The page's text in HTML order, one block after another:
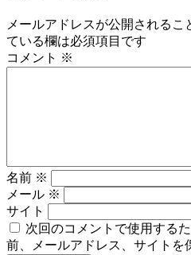
メールアドレスが公開されるこ
ている欄は必須項目です
コメント ※
名前 ※
メール ※
サイト
次回のコメントで使用する
前、メールアドレス、サイトを